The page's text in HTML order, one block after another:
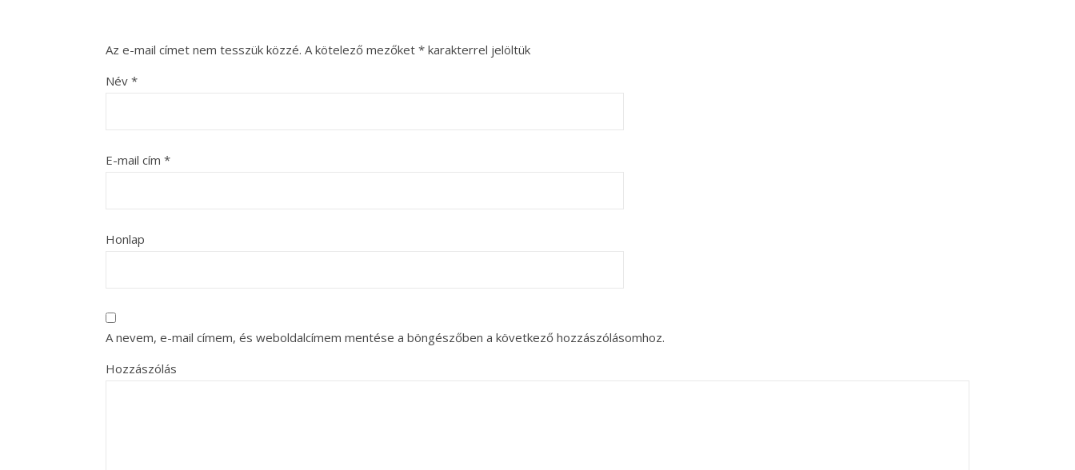
Az e-mail címet nem tesszük közzé. A kötelező mezőket * karakterrel jelöltük
Név *
E-mail cím *
Honlap
A nevem, e-mail címem, és weboldalcímem mentése a böngészőben a következő hozzászólásomhoz.
Hozzászólás